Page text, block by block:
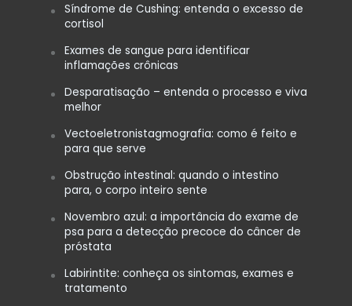
Síndrome de Cushing: entenda o excesso de
cortisol
Exames de sangue para identificar
inflamações crônicas
Desparatisação – entenda o processo e viva
melhor
Vectoeletronistagmografia: como é feito e
para que serve
Obstrução intestinal: quando o intestino
para, o corpo inteiro sente
Novembro azul: a importância do exame de
psa para a detecção precoce do câncer de
próstata
Labirintite: conheça os sintomas, exames e
tratamento